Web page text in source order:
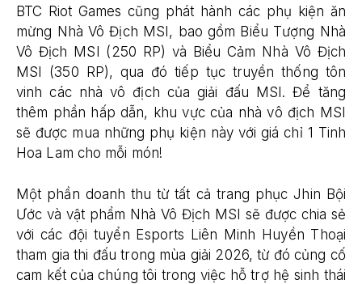
BTC Riot Games cũng phát hành các phụ kiện ăn
mừng Nhà Vô Địch MSI, bao gồm Biểu Tượng Nhà
Vô Địch MSI (250 RP) và Biểu Cảm Nhà Vô Địch
MSI (350 RP), qua đó tiếp tục truyền thống tôn
vinh các nhà vô địch của giải đấu MSI. Để tăng
thêm phần hấp dẫn, khu vực của nhà vô địch MSI
sẽ được mua những phụ kiện này với giá chỉ 1 Tinh
Hoa Lam cho mỗi món!
Một phần doanh thu từ tất cả trang phục Jhin Bội
Ước và vật phẩm Nhà Vô Địch MSI sẽ được chia sẻ
với các đội tuyển Esports Liên Minh Huyền Thoại
tham gia thi đấu trong mùa giải 2026, từ đó củng cố
cam kết của chúng tôi trong việc hỗ trợ hệ sinh thái